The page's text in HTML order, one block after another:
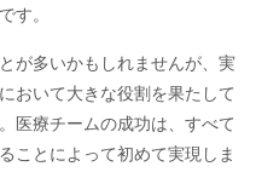
す。
が多いかもしれませんが、実
おいて大きな役割を果たして
医療チームの成功は、すべて
ことによって初めて実現しま